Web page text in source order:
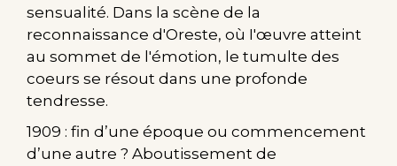
sensualité. Dans la scène de la
reconnaissance d'Oreste, où I'œuvre atteint
au sommet de l'émotion, le tumulte des
coeurs se résout dans une profonde
tendresse.
1909 : fin d’une époque ou commencement
d’une autre ? Aboutissement de